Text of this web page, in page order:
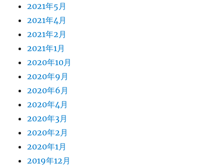
2021年5月
2021年4月
2021年2月
2021年1月
2020年10月
2020年9月
2020年6月
2020年4月
2020年3月
2020年2月
2020年1月
2019年12月